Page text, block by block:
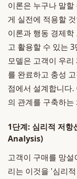
이론은 누구나 말
게 실전에 적용할
이론과 행동 경제
고 활용할 수 있는
모델은 고객이 우
를 완료하고 충성
점에서 설계합니다
의 관계를 구축하는
1단계: 심리적 저
Analysis)
고객이 구매를 망
리는 이것을 '심리